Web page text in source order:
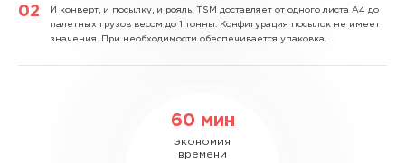
И конверт, и посылку, и рояль. TSM доставляет от одного листа А4 до
палетных грузов весом до 1 тонны. Конфигурация посылок не имеет
значения. При необходимости обеспечивается упаковка.
60 мин
экономия
времени